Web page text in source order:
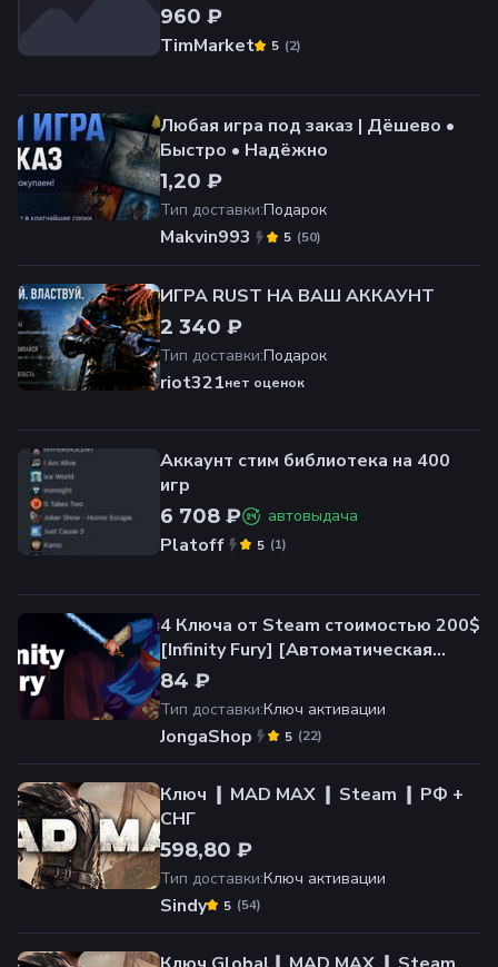
960 ₽
TimMarket
(2)
5
Любая игра под заказ | Дёшево •
Быстро • Надёжно
1,20 ₽
Тип доставки:Подарок
Makvin993 (50)
5
ИГРА RUST НА ВАШ АККАУНТ
2 340 ₽
Тип доставки:Подарок
riot321нет оценок
Аккаунт стим библиотека на 400
игр
6 708 ₽
автовыдача
Platoff (1)
5
4 Ключа от Steam стоимостью 200$
[Infinity Fury] [Автоматическая
доставка]
84 ₽
Тип доставки:Ключ активации
JongaShop (22)
5
Ключ ❙ MAD MAX ❙ Steam ❙ РФ +
СНГ
598,80 ₽
Тип доставки:Ключ активации
Sindy (54)
5